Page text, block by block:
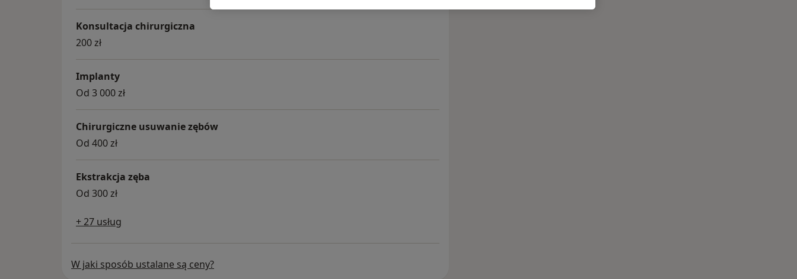
Konsultacja chirurgiczna
200 zł
Implanty
Od 3 000 zł
Chirurgiczne usuwanie zębów
Od 400 zł
Ekstrakcja zęba
Od 300 zł
+ 27 usług
W jaki sposób ustalane są ceny?